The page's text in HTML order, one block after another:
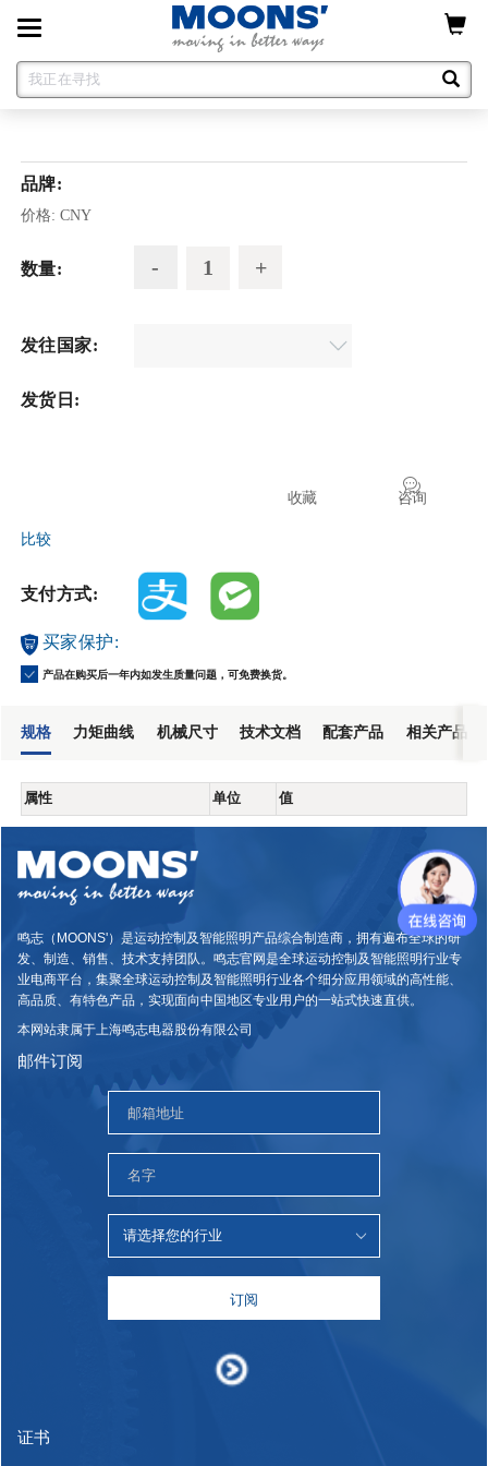
Toggle
navigation
品牌:
价格: CNY
数量:
发往国家:
发货日:
咨询
收藏
比较
支付方式:
买家保护:
产品在购买后一年内如发生质量问题，可免费换货。
规格 力矩曲线 机械尺寸 技术文档 配套产品 相关产品
属性 单位 值
鸣志（MOONS'）是运动控制及智能照明产品综合制造商，拥有遍布全球的研
发、制造、销售、技术支持团队。鸣志官网是全球运动控制及智能照明行业专
业电商平台，集聚全球运动控制及智能照明行业各个细分应用领域的高性能、
高品质、有特色产品，实现面向中国地区专业用户的一站式快速直供。
本网站隶属于上海鸣志电器股份有限公司
邮件订阅
订阅
证书